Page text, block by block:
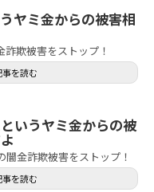
ヤミ金からの被害相
欺被害をストップ！
事を読む
いうヤミ金からの被
金詐欺被害をストップ！
事を読む